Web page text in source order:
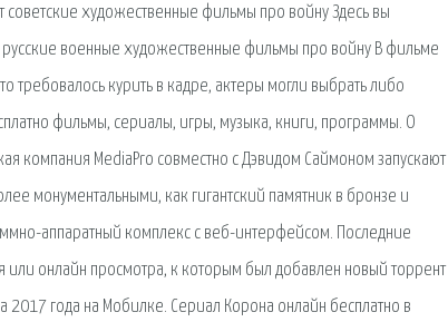
советские художественные фильмы про войну Здесь вы
русские военные художественные фильмы про войну В фильме
требовалось курить в кадре, актеры могли выбрать либо
фильмы, сериалы, игры, музыка, книги, программы. О
компания MediaPro совместно с Дэвидом Саймоном запускают
монументальными, как гигантский памятник в бронзе и
аппаратный комплекс с веб-интерфейсом. Последние
онлайн просмотра, к которым был добавлен новый торрент
года на Мобилке. Сериал Корона онлайн бесплатно в